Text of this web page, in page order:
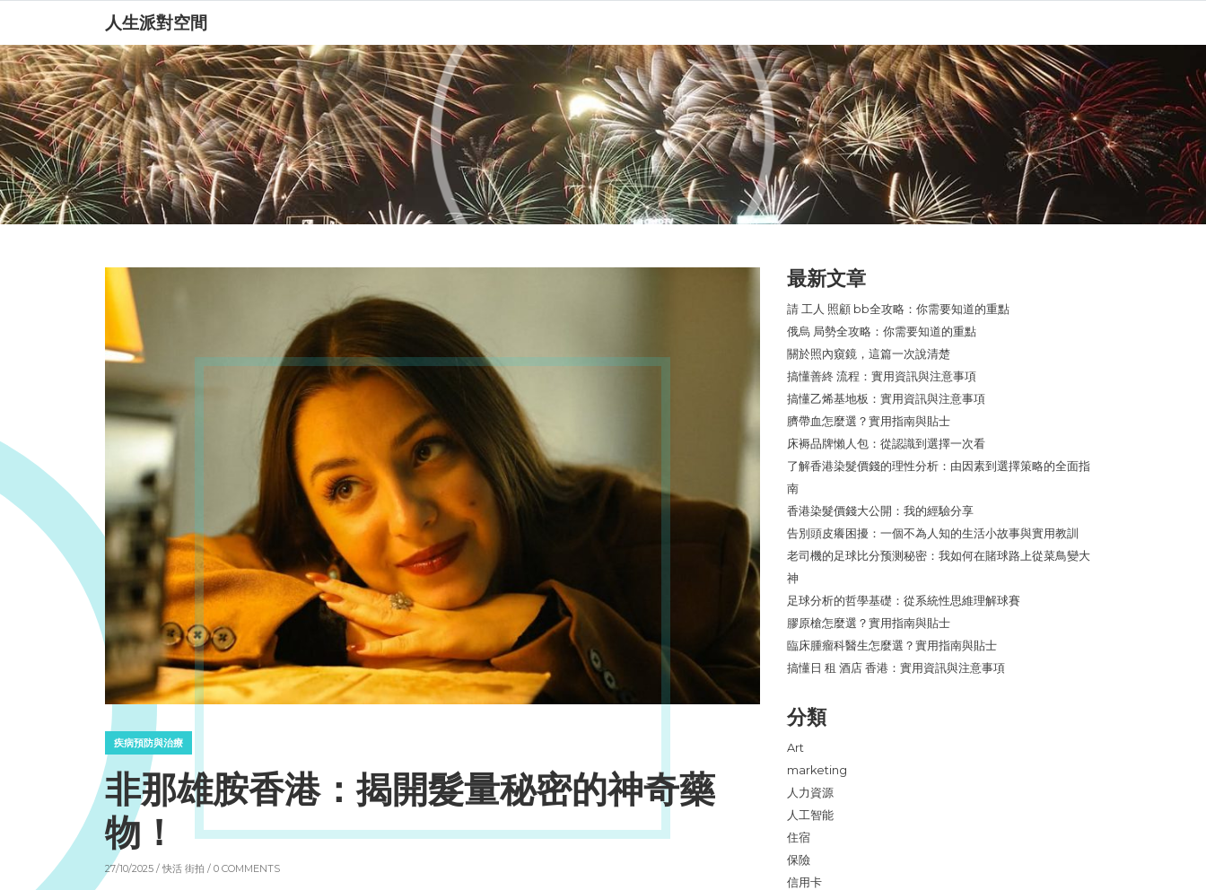
人生派對空間
疾病預防與治療
非那雄胺香港：揭開髮量秘密的神奇藥
物！
27/10/2025 / 快活 街拍 / 0 COMMENTS
最新文章
請 工人 照顧 bb全攻略：你需要知道的重點
俄烏 局勢全攻略：你需要知道的重點
關於照內窺鏡，這篇一次說清楚
搞懂善終 流程：實用資訊與注意事項
搞懂乙烯基地板：實用資訊與注意事項
臍帶血怎麼選？實用指南與貼士
床褥品牌懶人包：從認識到選擇一次看
了解香港染髮價錢的理性分析：由因素到選擇策略的全面指
南
香港染髮價錢大公開：我的經驗分享
告別頭皮癢困擾：一個不為人知的生活小故事與實用教訓
老司機的足球比分预测秘密：我如何在賭球路上從菜鳥變大
神
足球分析的哲學基礎：從系統性思維理解球賽
膠原槍怎麼選？實用指南與貼士
臨床腫瘤科醫生怎麼選？實用指南與貼士
搞懂日 租 酒店 香港：實用資訊與注意事項
分類
Art
marketing
人力資源
人工智能
住宿
保險
信用卡